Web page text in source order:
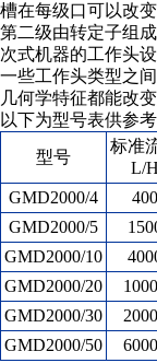
槽在每级口可以改变
第二级由转定子组
次式机器的工作头
一些工作头类型之
几何学特征都能改
以下为型号表供参考
型号
标准
L/H
GMD2000/4 400
GMD2000/5
GMD2000/10
GMD2000/20
GMD2000/30
GMD2000/50